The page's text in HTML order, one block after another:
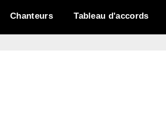
Chanteurs Tableau d'accords